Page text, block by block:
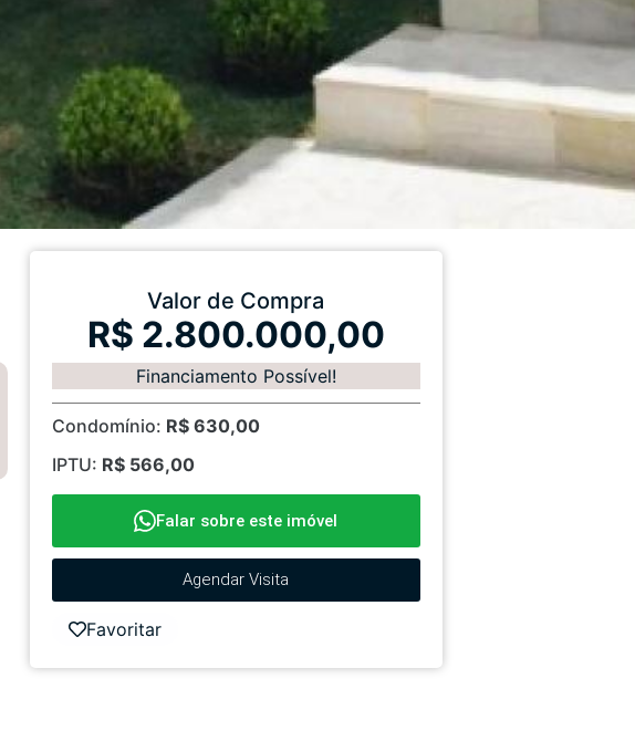
Valor de Compra
R$ 2.800.000,00
Financiamento Possível!
Condomínio: R$ 630,00
IPTU: R$ 566,00
Falar sobre este imóvel
Agendar Visita
Favoritar